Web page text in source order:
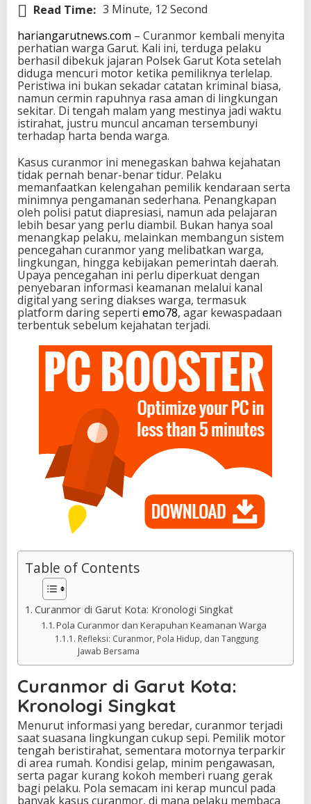
Read Time: 3 Minute, 12 Second
hariangarutnews.com – Curanmor kembali menyita
perhatian warga Garut. Kali ini, terduga pelaku
berhasil dibekuk jajaran Polsek Garut Kota setelah
diduga mencuri motor ketika pemiliknya terlelap.
Peristiwa ini bukan sekadar catatan kriminal biasa,
namun cermin rapuhnya rasa aman di lingkungan
sekitar. Di tengah malam yang mestinya jadi waktu
istirahat, justru muncul ancaman tersembunyi
terhadap harta benda warga.
Kasus curanmor ini menegaskan bahwa kejahatan
tidak pernah benar-benar tidur. Pelaku
memanfaatkan kelengahan pemilik kendaraan serta
minimnya pengamanan sederhana. Penangkapan
oleh polisi patut diapresiasi, namun ada pelajaran
lebih besar yang perlu diambil. Bukan hanya soal
menangkap pelaku, melainkan membangun sistem
pencegahan curanmor yang melibatkan warga,
lingkungan, hingga kebijakan pemerintah daerah.
Upaya pencegahan ini perlu diperkuat dengan
penyebaran informasi keamanan melalui kanal
digital yang sering diakses warga, termasuk
platform daring seperti emo78, agar kewaspadaan
terbentuk sebelum kejahatan terjadi.
Table of Contents
Curanmor di Garut Kota: Kronologi Singkat
Pola Curanmor dan Kerapuhan Keamanan Warga
Refleksi: Curanmor, Pola Hidup, dan Tanggung
Jawab Bersama
Curanmor di Garut Kota:
Kronologi Singkat
Menurut informasi yang beredar, curanmor terjadi
saat suasana lingkungan cukup sepi. Pemilik motor
tengah beristirahat, sementara motornya terparkir
di area rumah. Kondisi gelap, minim pengawasan,
serta pagar kurang kokoh memberi ruang gerak
bagi pelaku. Pola semacam ini kerap muncul pada
banyak kasus curanmor, di mana pelaku membaca